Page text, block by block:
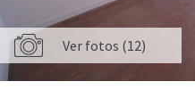
Ver fotos (12)